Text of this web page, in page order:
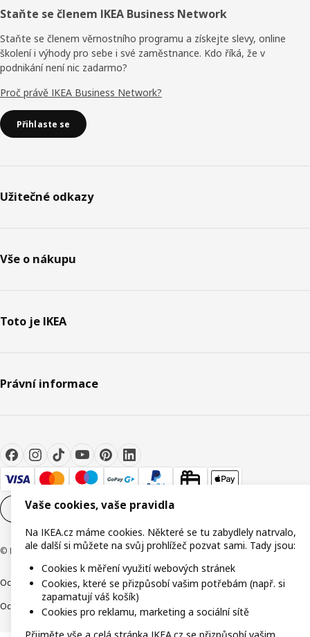
Staňte se členem IKEA Business Network
Staňte se členem věrnostního programu a získejte slevy, online
školení i výhody pro sebe i své zaměstnance. Kdo říká, že v
podnikání není nic zadarmo?
Proč právě IKEA Business Network?
Přihlaste se
Užitečné odkazy
Vše o nákupu
Toto je IKEA
Právní informace
Nastavení souborů cookie
© Inter IKEA Systems B.V. 1999-2026
Ochrana osobních údajůCookiesSpolečně bezpečněDigitální přístupnost
Ochrana Oznamovatelů
Vaše cookies, vaše pravidla
Na IKEA.cz máme cookies. Některé se tu zabydlely natrvalo,
ale další si můžete na svůj prohlížeč pozvat sami. Tady jsou:
Cookies k měření využití webových stránek
Cookies, které se přizpůsobí vašim potřebám (např. si
zapamatují váš košík)
Cookies pro reklamu, marketing a sociální sítě